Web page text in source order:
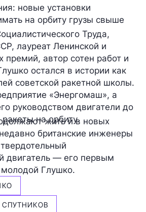
новые установки
на орбиту грузы свыше
Труда,
лауреат Ленинской и
премий, автор сотен работ и
остался в истории как
советской ракетной школы.
«Энергомаш», а
руководством двигатели до
на орбиту.
жить и в новых
британские инженеры
твердотельный
двигатель — его первым
Глушко.
СПУТНИКОВ